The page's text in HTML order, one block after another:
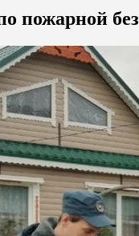
пожарной